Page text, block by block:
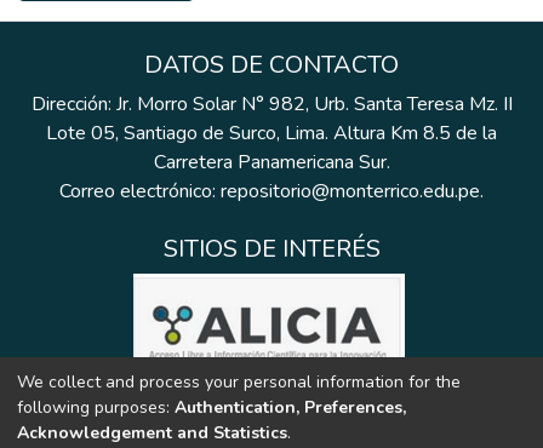
DATOS DE CONTACTO
Dirección: Jr. Morro Solar N° 982, Urb. Santa Teresa Mz. II
Lote 05, Santiago de Surco, Lima. Altura Km 8.5 de la
Carretera Panamericana Sur.
Correo electrónico: repositorio@monterrico.edu.pe.
SITIOS DE INTERÉS
We collect and process your personal information for the
following purposes: Authentication, Preferences,
Acknowledgement and Statistics.